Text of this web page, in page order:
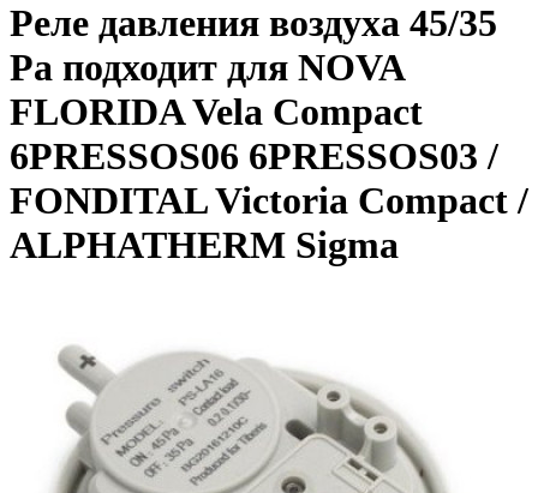
Реле давления воздуха 45/35
Pa подходит для NOVA
FLORIDA Vela Compact
6PRESSOS06 6PRESSOS03 /
FONDITAL Victoria Compact /
ALPHATHERM Sigma